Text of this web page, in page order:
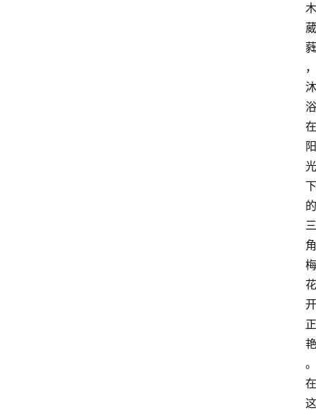
木
葳
蕤
，
沐
浴
在
阳
光
下
的
三
角
梅
花
开
正
艳
。
在
这